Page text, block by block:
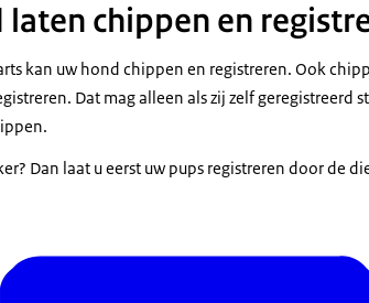
laten chippen en
kan uw hond chippen en registreren. Ook
Dat mag alleen als zij zelf geregistreerd
Dan laat u eerst uw pups registreren door de